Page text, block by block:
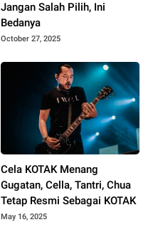
Jangan Salah Pilih, Ini
Bedanya
October 27, 2025
Cela KOTAK Menang
Gugatan, Cella, Tantri, Chua
Tetap Resmi Sebagai KOTAK
May 16, 2025